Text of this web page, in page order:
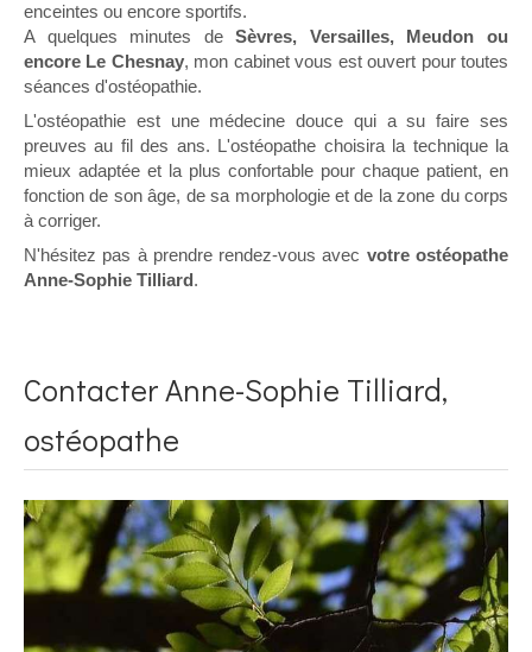
enceintes ou encore sportifs.
A quelques minutes deSèvres, Versailles, Meudon ou
encore Le Chesnay, mon cabinet vous est ouvert pour toutes
séances d'ostéopathie.
L'ostéopathie est une médecine douce qui a su faire ses
preuves au fil des ans. L'ostéopathe choisira la technique la
mieux adaptée et la plus confortable pour chaque patient, en
fonction de son âge, de sa morphologie et de la zone du corps
à corriger.
N'hésitez pas à prendre rendez-vous avec votre ostéopathe
Anne-Sophie Tilliard.
Contacter Anne-Sophie Tilliard,
ostéopathe